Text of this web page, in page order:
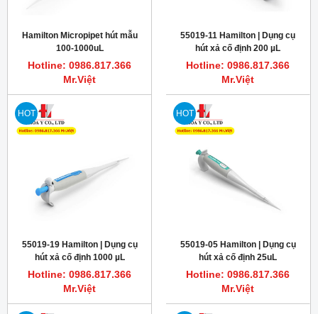
Hamilton Micropipet hút mẫu
100-1000uL
Hotline: 0986.817.366
Mr.Việt
55019-11 Hamilton | Dụng cụ
hút xả cố định 200 µL
Micropipette SoftGrip
Hotline: 0986.817.366
Mr.Việt
HOT
55019-19 Hamilton | Dụng cụ
hút xả cố định 1000 µL
Micropipette SoftGrip
Hotline: 0986.817.366
Mr.Việt
HOT
55019-05 Hamilton | Dụng cụ
hút xả cố định 25uL
micropipette
Hotline: 0986.817.366
Mr.Việt